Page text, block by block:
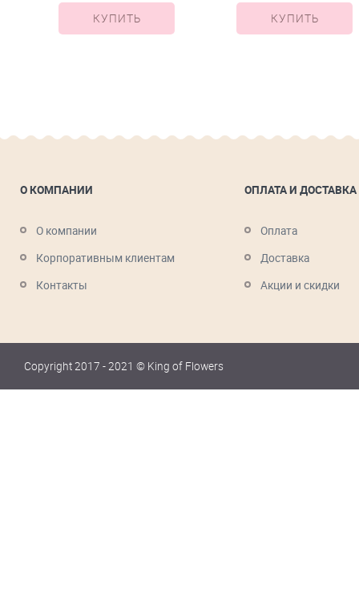
КУПИТЬ КУПИТЬ
О КОМПАНИИ
О компании
Корпоративным клиентам
Контакты
ОПЛАТА И ДОСТАВКА
Оплата
Доставка
Акции и скидки
Copyright 2017 - 2021 © King of Flowers